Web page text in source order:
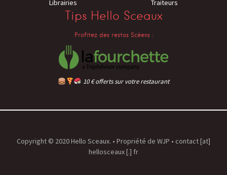
Librairies
Traiteurs
Tips Hello Sceaux
Profitez des restos Scéens :
10 € offerts sur votre restaurant
Copyright © 2020 Hello Sceaux. • Propriété de WJP • contact [at]
hellosceaux [.] fr